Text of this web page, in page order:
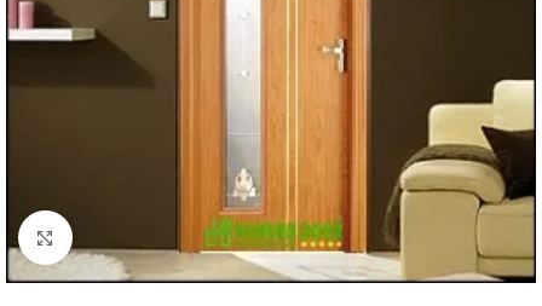
Click to enlarge